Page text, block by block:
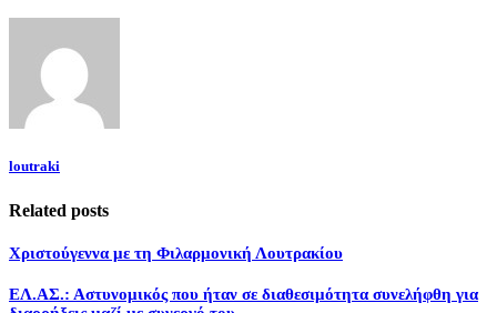
loutraki
Related posts
Χριστούγεννα με τη Φιλαρμονική Λουτρακίου
ΕΛ.ΑΣ.: Αστυνομικός που ήταν σε διαθεσιμότητα συνελήφθη για